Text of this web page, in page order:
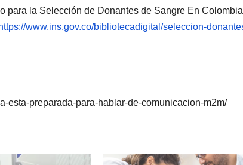
para la Selección de Donantes de Sangre En
https://www.ins.gov.co/bibliotecadigital/seleccion-
esta-preparada-para-hablar-de-comunicacion-m2m/